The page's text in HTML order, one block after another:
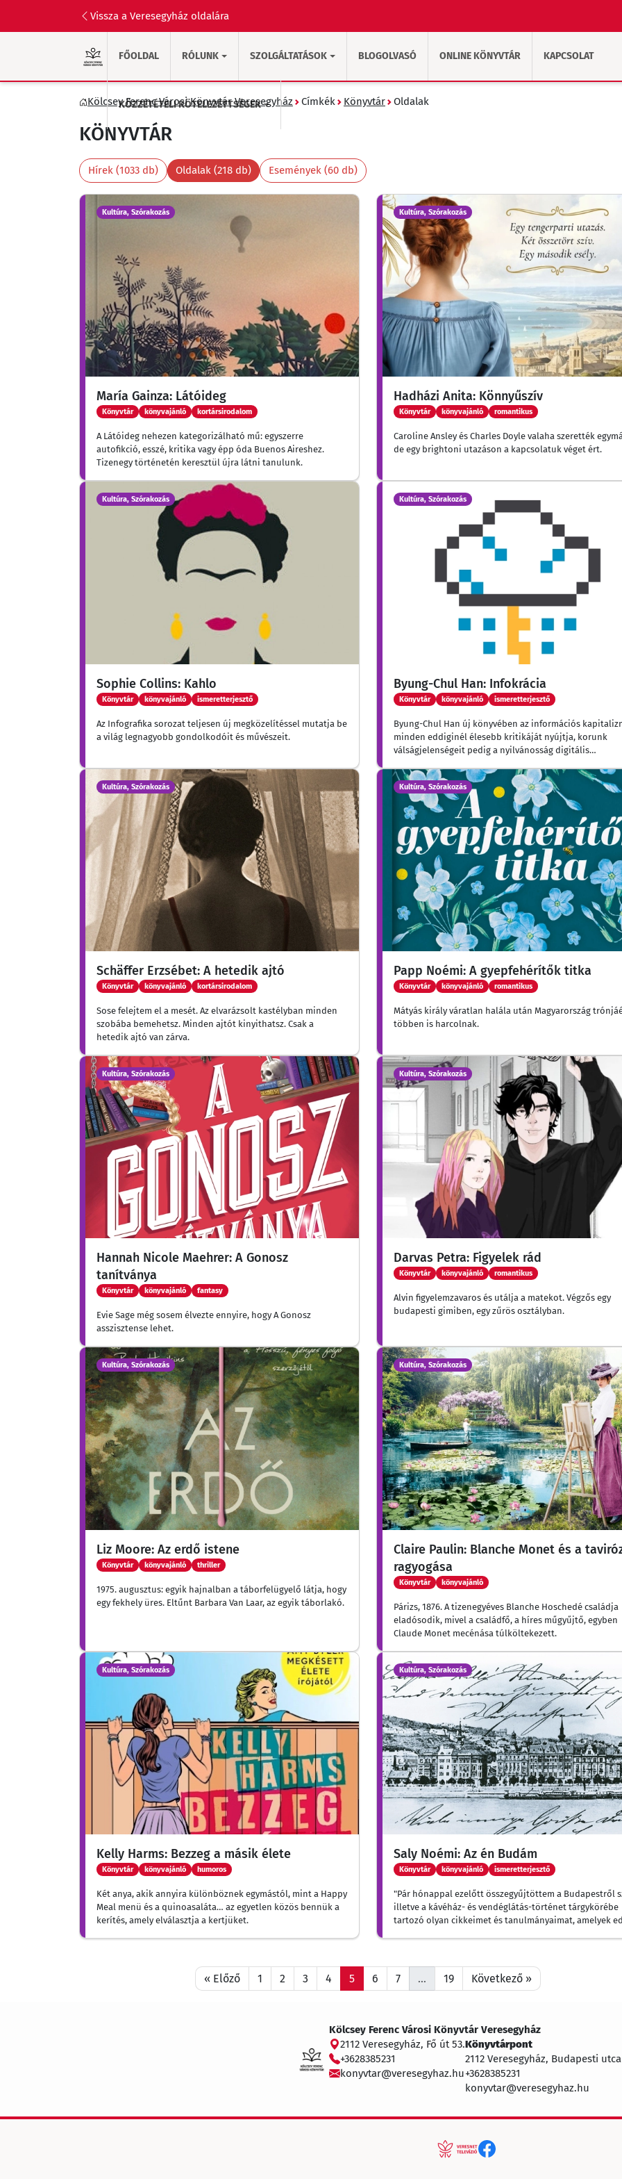
Vissza a Veresegyház oldalára
FŐOLDAL RÓLUNK SZOLGÁLTATÁSOK BLOGOLVASÓ ONLINE KÖNYVTÁR KAPCSOLAT
KÖZZÉTÉTELI KÖTELEZETTSÉGEK
Kölcsey Ferenc Városi Könyvtár Veresegyház Címkék Könyvtár Oldalak
KÖNYVTÁR
Hírek (1033 db) Oldalak (218 db) Események (60 db)
Kultúra, Szórakozás
María Gainza: Látóideg
Könyvtár könyvajánló kortársirodalom
A ​Látóideg nehezen kategorizálható mű: egyszerre
autofikció, esszé, kritika vagy épp óda Buenos Aireshez.
Tizenegy történetén keresztül újra látni tanulunk.
Kultúra, Szórakozás
Hadházi Anita: Könnyűszív
Könyvtár könyvajánló romantikus
Caroline Ansley és Charles Doyle valaha szerették
de egy brightoni utazáson a kapcsolatuk véget ért.
Kultúra, Szórakozás
Sophie Collins: Kahlo
Könyvtár könyvajánló ismeretterjesztő
Az Infografika sorozat teljesen új megközelítéssel mutatja be
a világ legnagyobb gondolkodóit és művészeit.
Kultúra, Szórakozás
Byung-Chul Han: Infokrácia
Könyvtár könyvajánló ismeretterjesztő
Byung-Chul Han új könyvében az információs
minden eddiginél élesebb kritikáját nyújtja, korunk
válságjelenségeit pedig a nyilvánosság digitális
Kultúra, Szórakozás
Schäffer Erzsébet: A hetedik ajtó
Könyvtár könyvajánló kortársirodalom
Sose felejtem el a mesét. Az elvarázsolt kastélyban minden
szobába bemehetsz. Minden ajtót kinyithatsz. Csak a
hetedik ajtó van zárva.
Kultúra, Szórakozás
Papp Noémi: A gyepfehérítők titka
Könyvtár könyvajánló romantikus
Mátyás király váratlan halála után Magyarország
többen is harcolnak.
Kultúra, Szórakozás
Hannah Nicole Maehrer: A Gonosz
tanítványa
Könyvtár könyvajánló fantasy
Evie Sage még sosem élvezte ennyire, hogy A Gonosz
asszisztense lehet.
Kultúra, Szórakozás
Darvas Petra: Figyelek rád
Könyvtár könyvajánló romantikus
Alvin figyelemzavaros és utálja a matekot. Végzős egy
budapesti gimiben, egy zűrös osztályban.
Kultúra, Szórakozás
Liz Moore: Az erdő istene
Könyvtár könyvajánló thriller
1975. augusztus: egyik hajnalban a táborfelügyelő látja, hogy
egy fekhely üres. Eltűnt Barbara Van Laar, az egyik táborlakó.
Kultúra, Szórakozás
Claire Paulin: Blanche Monet és a
ragyogása
Könyvtár könyvajánló
Párizs, 1876. A tizenegyéves Blanche Hoschedé családja
eladósodik, mivel a családfő, a híres műgyűjtő, egyben
Claude Monet mecénása túlköltekezett.
Kultúra, Szórakozás
Kelly Harms: Bezzeg a másik élete
Könyvtár könyvajánló humoros
Két ​anya, akik annyira különböznek egymástól, mint a Happy
Meal menü és a quinoasaláta… az egyetlen közös bennük a
kerítés, amely elválasztja a kertjüket.
Kultúra, Szórakozás
Saly Noémi: Az én Budám
Könyvtár könyvajánló ismeretterjesztő
"Pár hónappal ezelőtt összegyűjtöttem a Budapestről
illetve a kávéház- és vendéglátás-történet tárgykörébe
tartozó olyan cikkeimet és tanulmányaimat, amelyek
« Előző 1 2 3 4 5 6 7 … 19 Következő »
Kölcsey Ferenc Városi Könyvtár Veresegyház
2112 Veresegyház, Fő út 53.
+3628385231
konyvtar@veresegyhaz.hu
Könyvtárpont
2112 Veresegyház, Budapesti
+3628385231
konyvtar@veresegyhaz.hu